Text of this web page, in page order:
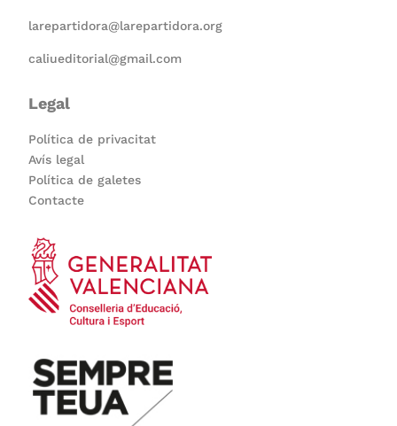
larepartidora@larepartidora.org
caliueditorial@gmail.com
Legal
Política de privacitat
Avís legal
Política de galetes
Contacte